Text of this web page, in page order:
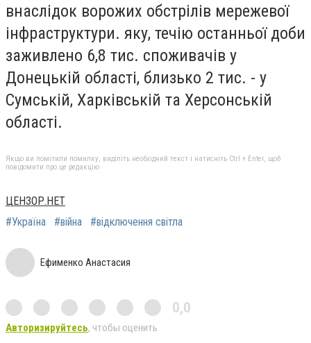
внаслідок ворожих обстрілів мережевої
інфраструктури. яку, течію останньої доби
заживлено 6,8 тис. споживачів у
Донецькій області, близько 2 тис. - у
Сумській, Харківській та Херсонській
області.
Якщо ви помітили помилку, виділіть необхідний текст і натисніть Ctrl + Enter, щоб
повідомити про це редакцію
ЦЕНЗОР.НЕТ
#Україна
#війна #відключення світла
Ефименко Анастасия
0,0
Авторизируйтесь, чтобы оценить